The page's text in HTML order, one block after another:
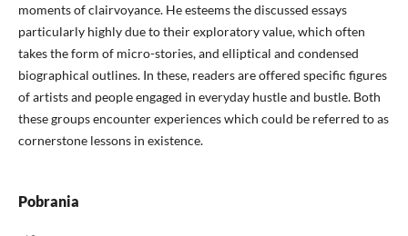
moments of clairvoyance. He esteems the discussed essays
particularly highly due to their exploratory value, which often
takes the form of micro-stories, and elliptical and condensed
biographical outlines. In these, readers are offered specific figures
of artists and people engaged in everyday hustle and bustle. Both
these groups encounter experiences which could be referred to as
cornerstone lessons in existence.
Pobrania